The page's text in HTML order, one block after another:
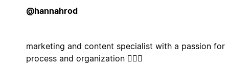
@hannahrod
marketing and content specialist with a passion for
process and organization 🧚🏼‍♀️